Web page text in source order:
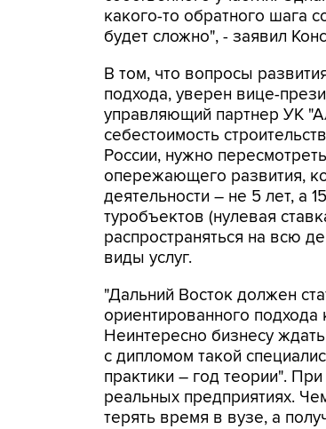
какого-то обратного шага
будет сложно", - заявил
В том, что вопросы
подхода, уверен вице-
управляющий партнер УК
себестоимость
России, нужно
опережающего развития,
деятельности – не 5 лет, а
туробъектов (нулевая
распространяться на всю
виды услуг.
"Дальний Восток должен
ориентированного
Неинтересно бизнесу
с дипломом такой
практики – год теории".
реальных предприятиях.
терять время в вузе, а